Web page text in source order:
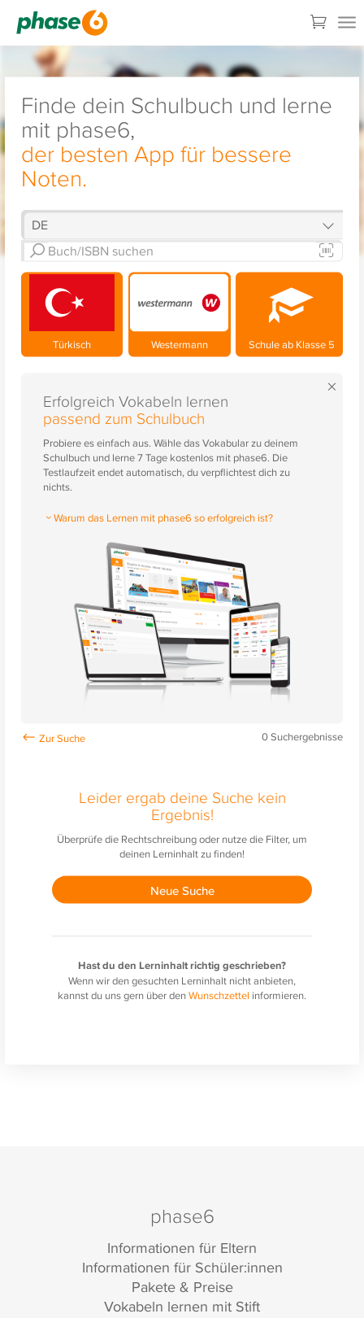
Finde dein Schulbuch und lerne
mit phase6,
der besten App für bessere
Noten.
Türkisch Westermann Schule ab Klasse 5
×
Erfolgreich Vokabeln lernen
passend zum Schulbuch
Probiere es einfach aus. Wähle das Vokabular zu deinem
Schulbuch und lerne 7 Tage kostenlos mit phase6. Die
Testlaufzeit endet automatisch, du verpflichtest dich zu
nichts.
Warum das Lernen mit phase6 so erfolgreich ist?
0Suchergebnisse
Leider ergab deine Suche kein
Ergebnis!
Überprüfe die Rechtschreibung oder nutze die Filter, um
deinen Lerninhalt zu finden!
Neue Suche
Hast du den Lerninhalt richtig geschrieben?
Wenn wir den gesuchten Lerninhalt nicht anbieten,
kannst du uns gern über denWunschzettel informieren.
phase6
Informationen für Eltern
Informationen für Schüler:innen
Pakete & Preise
Vokabeln lernen mit Stift